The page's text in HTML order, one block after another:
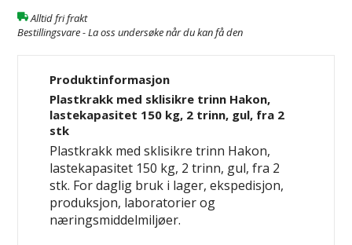
Alltid fri frakt
Bestillingsvare - La oss undersøke når du kan få den
Produktinformasjon
Plastkrakk med sklisikre trinn Hakon,
lastekapasitet 150 kg, 2 trinn, gul, fra 2
stk
Plastkrakk med sklisikre trinn Hakon,
lastekapasitet 150 kg, 2 trinn, gul, fra 2
stk. For daglig bruk i lager, ekspedisjon,
produksjon, laboratorier og
næringsmiddelmiljøer.